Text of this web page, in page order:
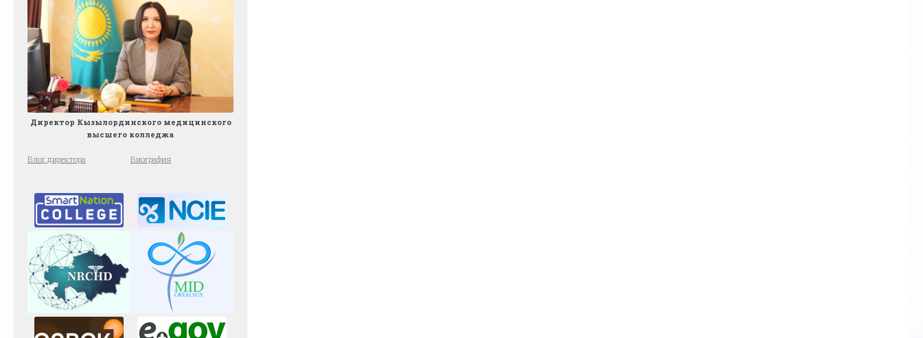
Директор Кызылординского медицинского
высшего колледжа
Блог директора Биография